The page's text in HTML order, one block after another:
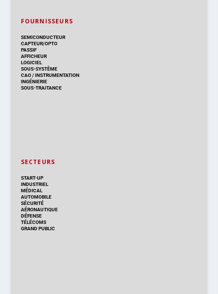
FOURNISSEURS
SEMICONDUCTEUR
CAPTEUR/OPTO
PASSIF
AFFICHEUR
LOGICIEL
SOUS-SYSTÈME
CAO/INSTRUMENTATION
INGÉNIERIE
SOUS-TRAITANCE
SECTEURS
START-UP
INDUSTRIEL
MÉDICAL
AUTOMOBILE
SÉCURITÉ
AÉRONAUTIQUE
DÉFENSE
TÉLÉCOMS
GRAND PUBLIC